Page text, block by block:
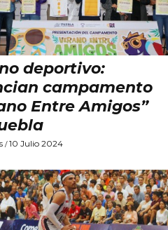
deportivo:
campamento
Entre Amigos”
/10 Julio 2024